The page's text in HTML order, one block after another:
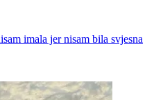
imala jer nisam bila svjesna